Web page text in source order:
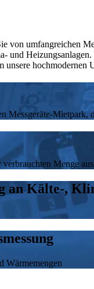
von umfangreichen
hochmodernen
Menge
an Kälte-,
Wärmemengen